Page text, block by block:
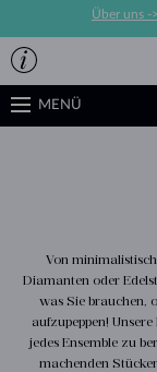
Über uns ->
MENÜ
Von
Diamanten oder
was Sie brauchen,
aufzupeppen!
jedes Ensemble zu
machenden